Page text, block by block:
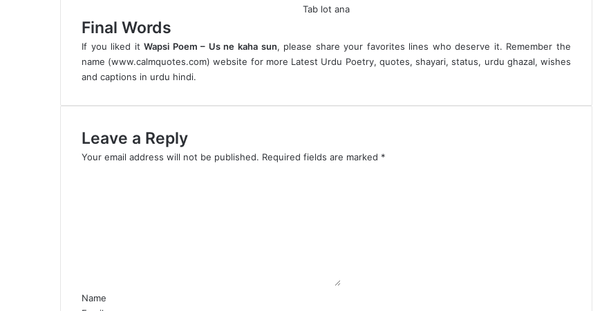
Tab lot ana
Final Words
If you liked itWapsi Poem – Us ne kaha sun, please share your favorites lines who deserve it. Remember the
name (www.calmquotes.com) website for more Latest Urdu Poetry, quotes, shayari, status, urdu ghazal, wishes
and captions in urdu hindi.
Leave a Reply
Your email address will not be published. Required fields are marked *
Name